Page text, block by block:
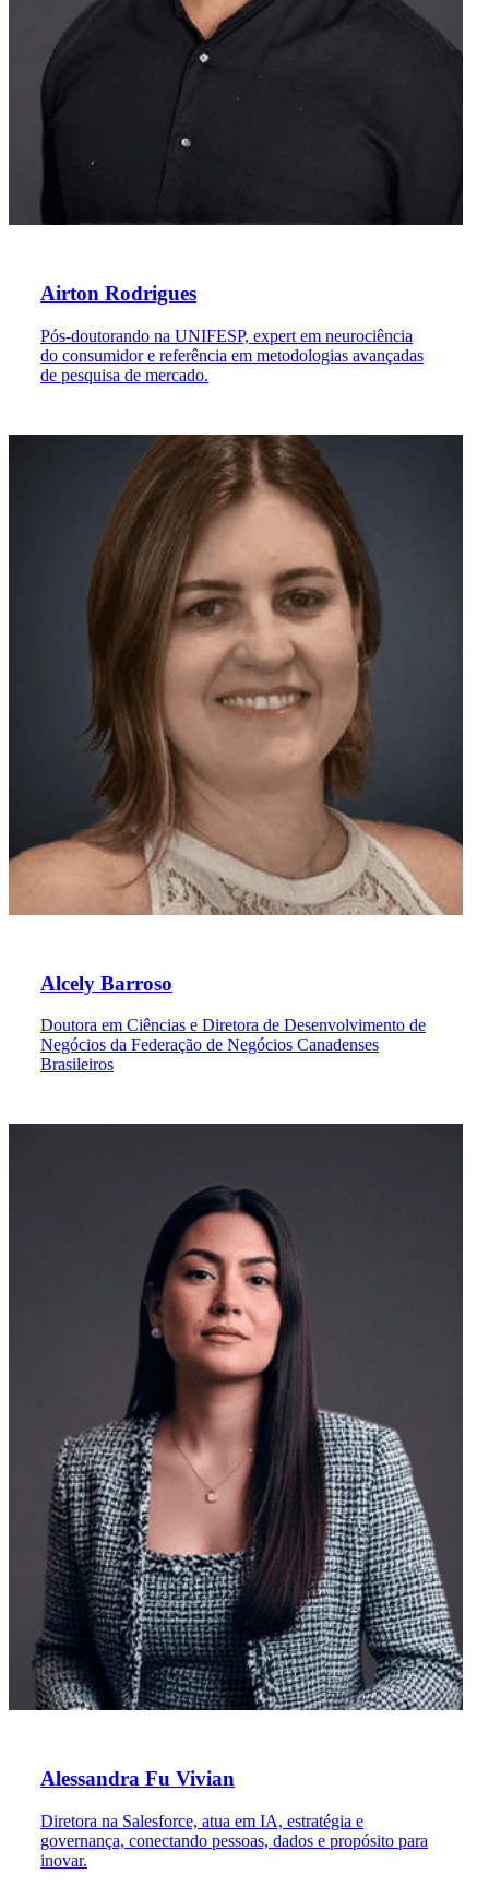
Airton Rodrigues
Pós-doutorando na UNIFESP, expert em neurociência
do consumidor e referência em metodologias avançadas
de pesquisa de mercado.
Alcely Barroso
Doutora em Ciências e Diretora de Desenvolvimento de
Negócios da Federação de Negócios Canadenses
Brasileiros
Alessandra Fu Vivian
Diretora na Salesforce, atua em IA, estratégia e
governança, conectando pessoas, dados e propósito para
inovar.